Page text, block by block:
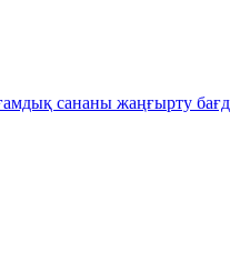
сананы жаңғырту